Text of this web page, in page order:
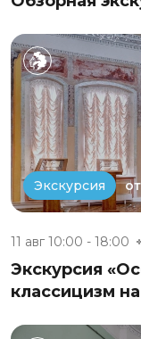
Экскурсия
11 авг 10:00 - 18:00
Экскурсия
классицизм